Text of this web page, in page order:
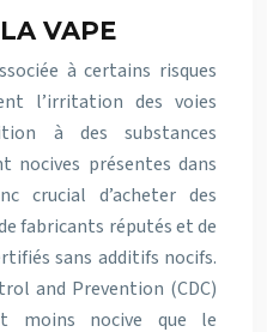
VAPE
à certains risques
l’irritation des voies
à des substances
nocives présentes dans
crucial d’acheter des
fabricants réputés et de
sans additifs nocifs.
and Prevention (CDC)
moins nocive que le